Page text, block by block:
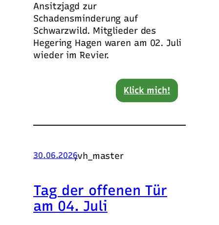
Ansitzjagd zur
Schadensminderung auf
Schwarzwild. Mitglieder des
Hegering Hagen waren am 02. Juli
wieder im Revier.
Klick mich!
30.06.2026
,vh_master
Tag der offenen Tür
am 04. Juli